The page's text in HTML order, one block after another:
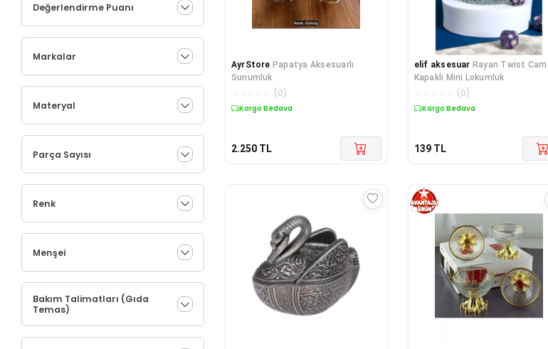
Değerlendirme Puanı
Markalar
Materyal
Parça Sayısı
Renk
Menşei
Bakım Talimatları (Gıda
Temas)
AyrStore Papatya Aksesuarlı
Sunumluk
(0)
Kargo Bedava
2.250 TL
elif aksesuar Rayan Twist Cam
Kapaklı Mini Lokumluk
(0)
Kargo Bedava
139 TL